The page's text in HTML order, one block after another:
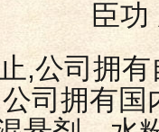
,公司拥
司拥有